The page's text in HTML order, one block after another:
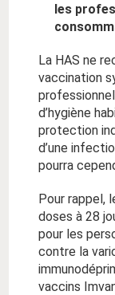
les
La HAS ne
vaccination
d’hygiène
protection
d’une
pourra
Pour rappel,
doses à 28
pour les
contre la
vaccins